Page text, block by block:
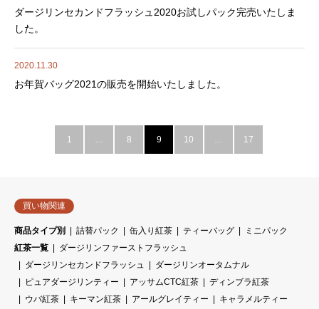
ダージリンセカンドフラッシュ2020お試しパック完売いたしま
した。
2020.11.30
お年賀バッグ2021の販売を開始いたしました。
1 … 8 9 10 … 17
買い物関連
商品タイプ別 詰替パック 缶入り紅茶 ティーバッグ
ミニパック
紅茶一覧
ダージリンファーストフラッシュ
ダージリンセカンドフラッシュ
ダージリンオータムナル
ピュアダージリンティー
アッサムCTC紅茶
ディンブラ紅茶
ウバ紅茶
キーマン紅茶 アールグレイティー
キャラメルティー